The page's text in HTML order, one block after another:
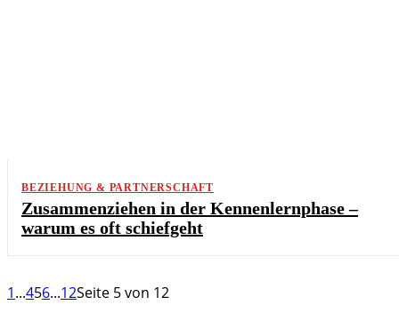
BEZIEHUNG & PARTNERSCHAFT
Zusammenziehen in der Kennenlernphase –
warum es oft schiefgeht
1...456...12Seite 5 von 12